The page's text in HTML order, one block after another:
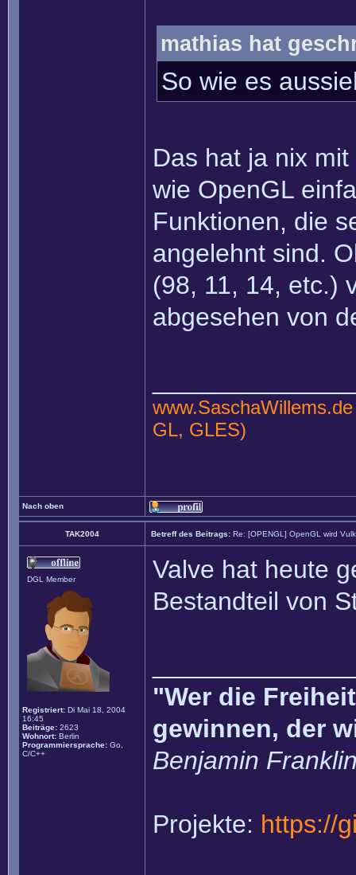
mathias hat
So wie es
Das hat ja nix
wie OpenGL
Funktionen, die
angelehnt sind.
(98, 11, 14, etc.)
abgesehen von
www.SaschaWillems.de
GL, GLES)
Nach oben
TAK2004 Betreff des Beitrags: Re: [OPENGL] OpenGL wird
DGL Member
Registriert: Di Mai 18, 2004
16:45
Beiträge: 2623
Wohnort: Berlin
Programmiersprache: Go,
C/C++
Valve hat heute
Bestandteil von
"Wer die
gewinnen, der
Benjamin
Projekte: https://